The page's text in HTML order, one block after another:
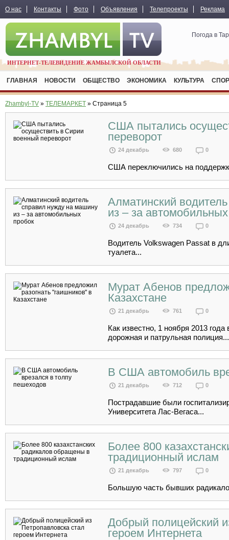
О нас Контакты Фото Объявления Телепроекты Реклама
ИНТЕРНЕТ-ТЕЛЕВИДЕНИЕ ЖАМБЫЛСКОЙ ОБЛАСТИ
Погода в
ГЛАВНАЯ НОВОСТИ ОБЩЕСТВО ЭКОНОМИКА КУЛЬТУРА
Zhambyl-TV » ТЕЛЕМАРКЕТ » Страница 5
США пытались
переворот
24 декабрь 680 0
США переключились на
Алматинский
из – за
24 декабрь 734 0
Водитель Volkswagen Passat в
туалета...
Мурат Абенов
Казахстане
21 декабрь 761 0
Как известно, 1 ноября 2013
дорожная и патрульная полиция...
В США автомобиль
21 декабрь 712 0
Пострадавшие были
Университета Лас-Вегаса...
Более 800
традиционный ислам
21 декабрь 797 0
Большую часть бывших
Добрый полицейский
героем Интернета